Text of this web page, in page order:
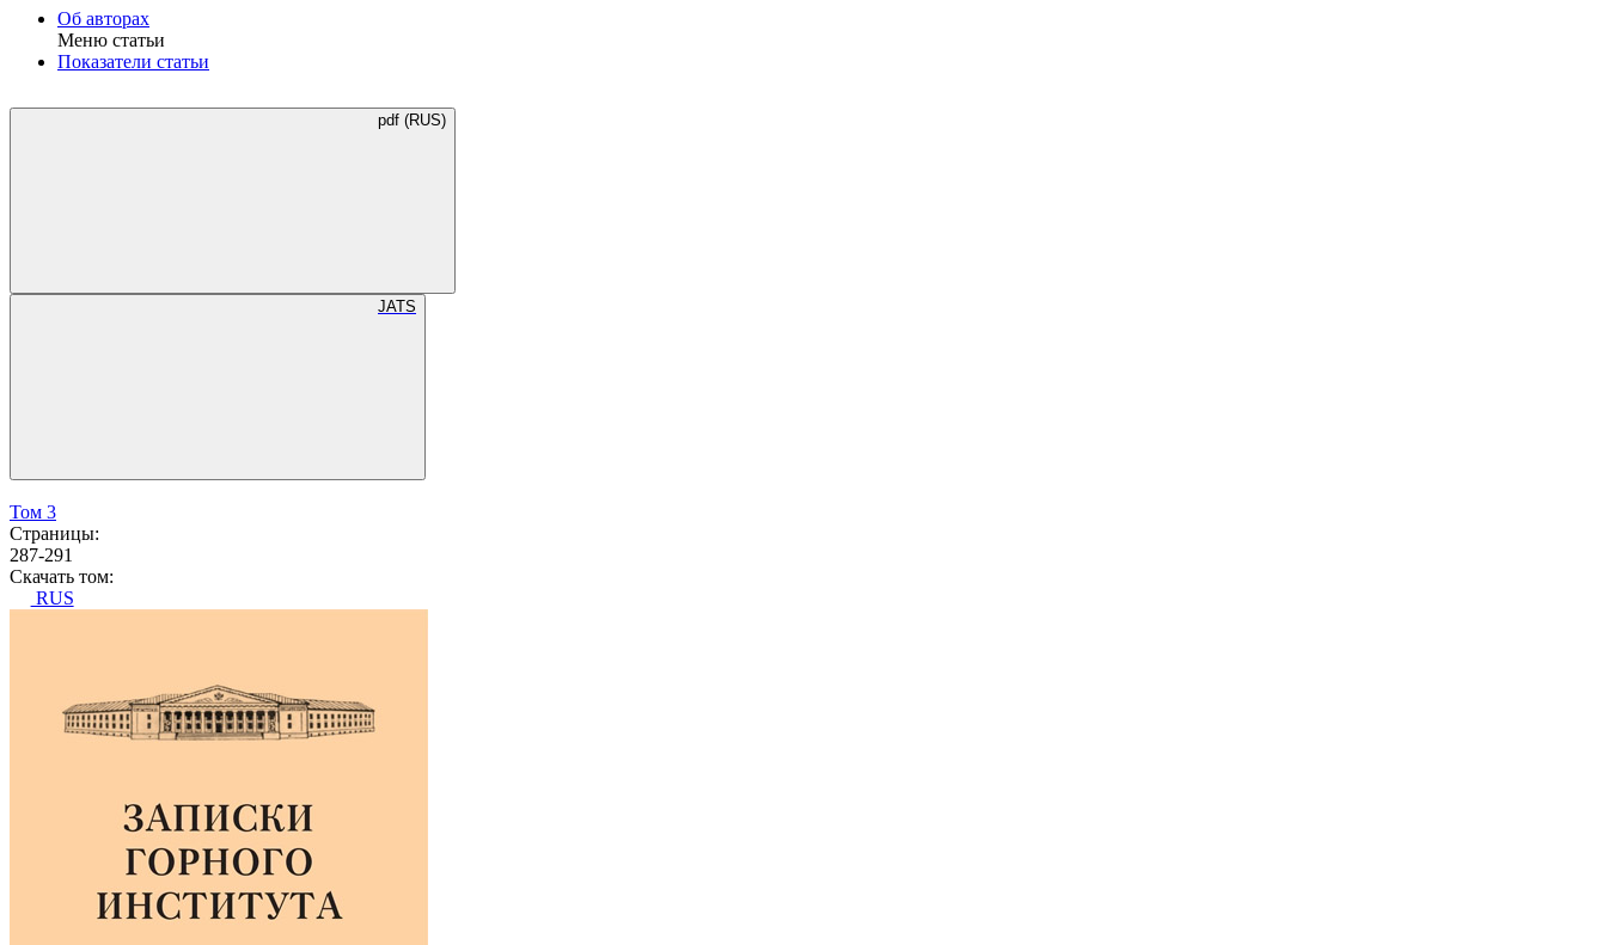
Об авторах
Меню статьи
Показатели статьи
pdf (RUS)
JATS
Том 3
Страницы:
287-291
Скачать том:
RUS